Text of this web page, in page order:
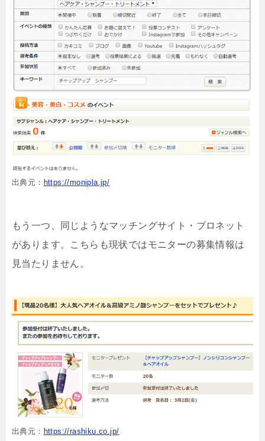
出典元： https://monipla.jp/
もう一つ、同じようなマッチングサイト・ブロネット
があります。こちらも現状ではモニターの募集情報は
見当たりません。
出典元： https://rashiku.co.jp/